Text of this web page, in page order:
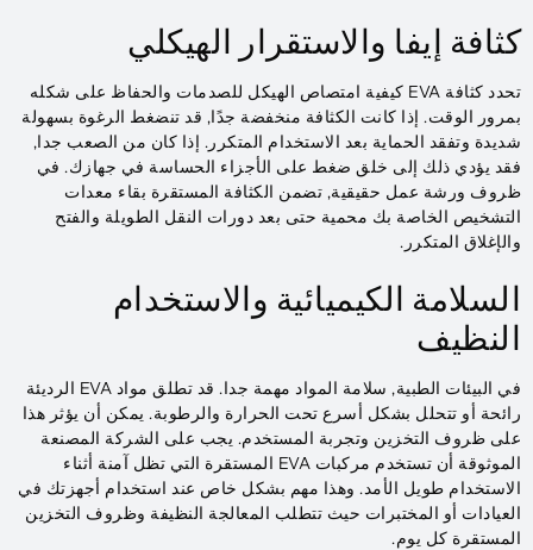
كثافة إيفا والاستقرار الهيكلي
تحدد كثافة EVA كيفية امتصاص الهيكل للصدمات والحفاظ على شكله
بمرور الوقت. إذا كانت الكثافة منخفضة جدًا, قد تنضغط الرغوة بسهولة
شديدة وتفقد الحماية بعد الاستخدام المتكرر. إذا كان من الصعب جدا,
فقد يؤدي ذلك إلى خلق ضغط على الأجزاء الحساسة في جهازك. في
ظروف ورشة عمل حقيقية, تضمن الكثافة المستقرة بقاء معدات
التشخيص الخاصة بك محمية حتى بعد دورات النقل الطويلة والفتح
والإغلاق المتكرر.
السلامة الكيميائية والاستخدام
النظيف
في البيئات الطبية, سلامة المواد مهمة جدا. قد تطلق مواد EVA الرديئة
رائحة أو تتحلل بشكل أسرع تحت الحرارة والرطوبة. يمكن أن يؤثر هذا
على ظروف التخزين وتجربة المستخدم. يجب على الشركة المصنعة
الموثوقة أن تستخدم مركبات EVA المستقرة التي تظل آمنة أثناء
الاستخدام طويل الأمد. وهذا مهم بشكل خاص عند استخدام أجهزتك في
العيادات أو المختبرات حيث تتطلب المعالجة النظيفة وظروف التخزين
المستقرة كل يوم.